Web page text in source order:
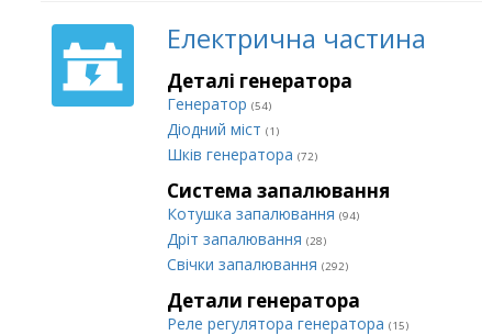
Електрична частина
Деталі генератора
Генератор (54)
Діодний міст (1)
Шків генератора (72)
Система запалювання
Котушка запалювання (94)
Дріт запалювання (28)
Свічки запалювання (292)
Детали генератора
Реле регулятора генератора (15)